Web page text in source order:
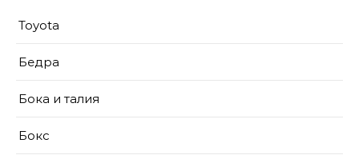
Toyota
Бедра
Бока и талия
Бокс